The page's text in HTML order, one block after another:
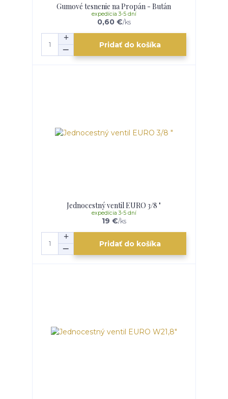
Gumové tesnenie na Propán - Bután
0,60 €/ks
expedícia 3-5 dní
Pridať do košíka
Jednocestný ventil EURO 3/8 "
19 €/ks
expedícia 3-5 dní
Pridať do košíka